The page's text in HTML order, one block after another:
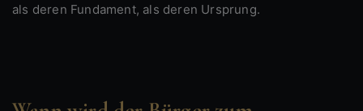
als deren Fundament, als deren Ursprung.